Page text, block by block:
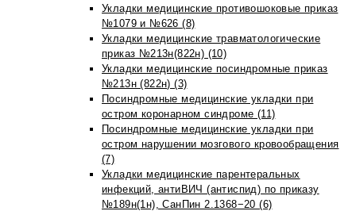
Укладки медицинские противошоковые приказ
№1079 и №626 (8)
Укладки медицинские травматологические
приказ №213н(822н) (10)
Укладки медицинские посиндромные приказ
№213н (822н) (3)
Посиндромные медицинские укладки при
остром коронарном синдроме (11)
Посиндромные медицинские укладки при
остром нарушении мозгового кровообращения
(7)
Укладки медицинские парентеральных
инфекций, антиВИЧ (антиспид) по приказу
№189н(1н), СанПин 2.1368−20 (6)